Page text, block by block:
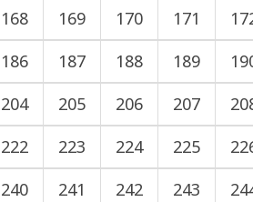
168 169 170 171
186 187 188 189
204 205 206 207
222 223 224 225
240 241 242 243